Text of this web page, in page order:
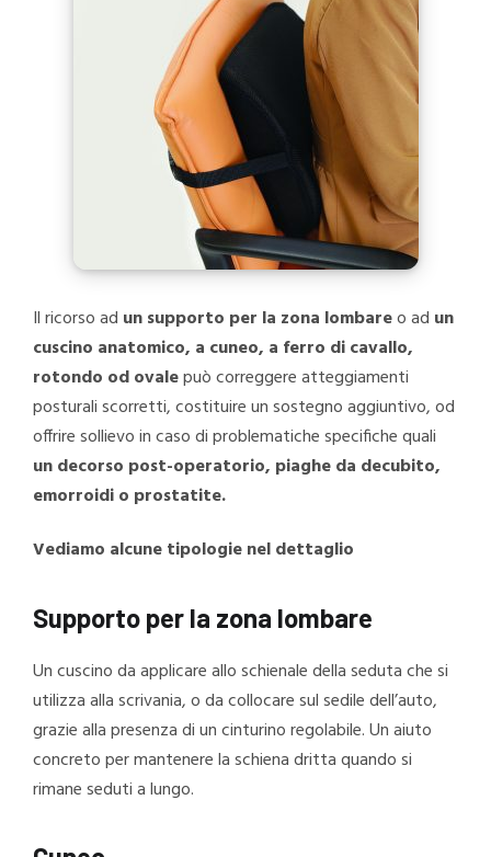
Il ricorso ad un supporto per la zona lombareo ad un
cuscino anatomico, a cuneo, a ferro di cavallo,
rotondo od ovalepuò correggere atteggiamenti
posturali scorretti, costituire un sostegno aggiuntivo, od
offrire sollievo in caso di problematiche specifiche quali
un decorso post-operatorio, piaghe da decubito,
emorroidi o prostatite.
Vediamo alcune tipologie nel dettaglio
Supporto per la zona lombare
Un cuscino da applicare allo schienale della seduta che si
utilizza alla scrivania, o da collocare sul sedile dell’auto,
grazie alla presenza di un cinturino regolabile. Un aiuto
concreto per mantenere la schiena dritta quando si
rimane seduti a lungo.